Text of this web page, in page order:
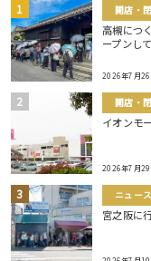
開店・
高槻につ
ープンし
2026年7月26
開店・
イオンモ
2026年7月29
ニュース
宮之阪に